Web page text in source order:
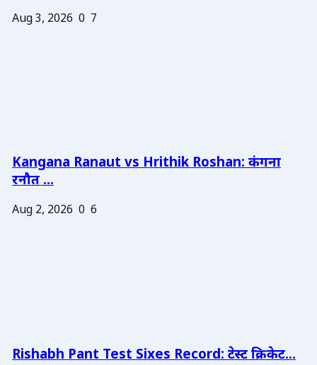
Aug 3, 2026 0 7
Kangana Ranaut vs Hrithik Roshan: कंगना
रनौत ...
Aug 2, 2026 0 6
Rishabh Pant Test Sixes Record: टेस्ट क्रिकेट...